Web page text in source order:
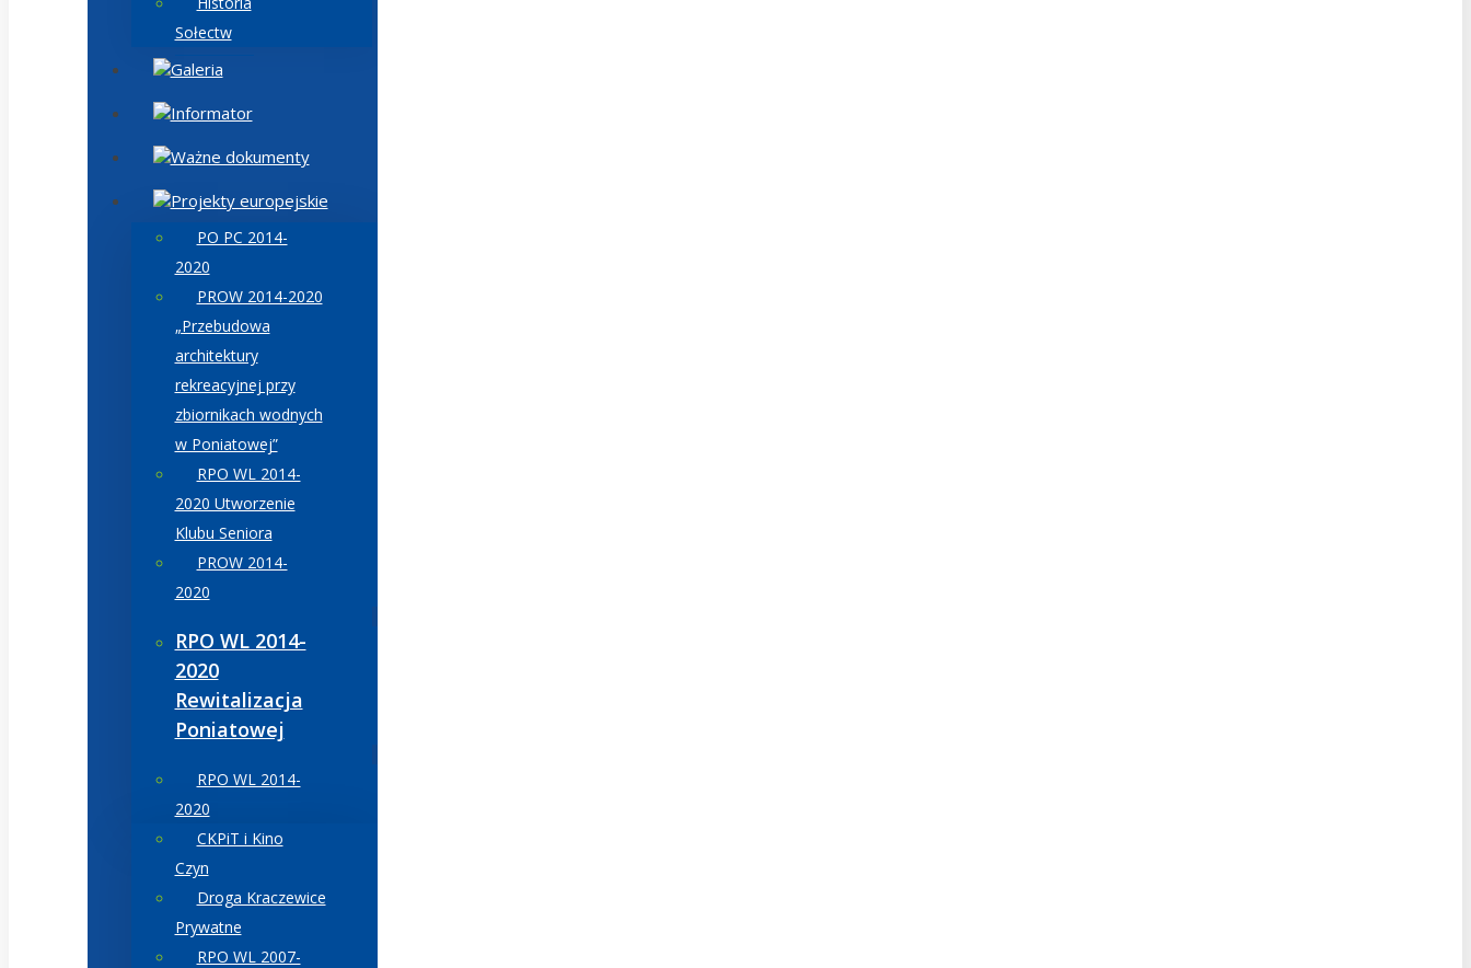
Sołectw
Galeria
Informator
Ważne dokumenty
Projekty europejskie
PO PC 2014-
2020
PROW 2014-2020
„Przebudowa
architektury
rekreacyjnej przy
zbiornikach wodnych
w Poniatowej”
RPO WL 2014-
2020 Utworzenie
Klubu Seniora
PROW 2014-
2020
RPO WL 2014-
2020
Rewitalizacja
Poniatowej
RPO WL 2014-
2020
CKPiT i Kino
Czyn
Droga Kraczewice
Prywatne
RPO WL 2007-